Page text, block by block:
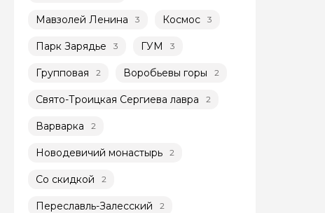
Мавзолей Ленина 3 Космос 3
Парк Зарядье 3 ГУМ 3
Групповая 2 Воробьевы горы 2
Свято-Троицкая Сергиева лавра 2
Варварка 2
Новодевичий монастырь 2
Со скидкой 2
Переславль-Залесский 2